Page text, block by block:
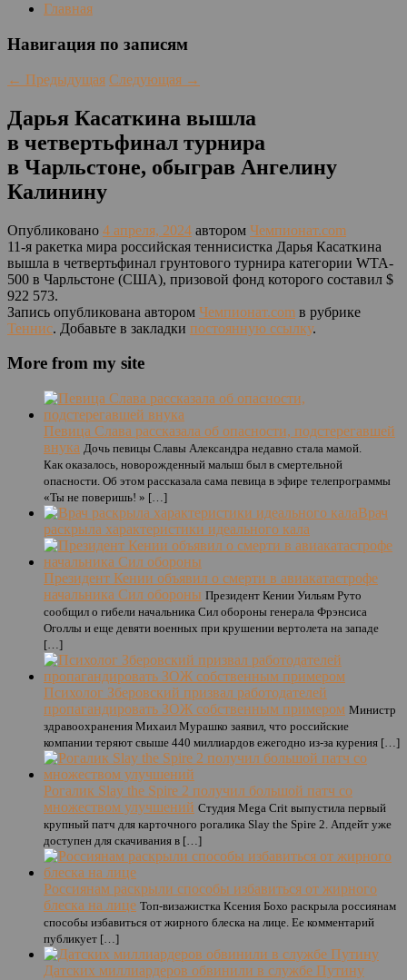
Главная
Навигация по записям
← Предыдущая Следующая →
Дарья Касаткина вышла
в четвертьфинал турнира
в Чарльстоне, обыграв Ангелину
Калинину
Опубликовано 4 апреля, 2024 автором Чемпионат.com
11-я ракетка мира российская теннисистка Дарья Касаткина
вышла в четвертьфинал грунтового турнира категории WTA-
500 в Чарльстоне (США), призовой фонд которого составил $
922 573.
Запись опубликована автором Чемпионат.com в рубрике
Теннис. Добавьте в закладки постоянную ссылку.
More from my site
Певица Слава рассказала об опасности, подстерегавшей
внука Дочь певицы Славы Александра недавно стала мамой.
Как оказалось, новорожденный малыш был в смертельной
опасности. Об этом рассказала сама певица в эфире телепрограммы
«Ты не поверишь! » […]
Врач
раскрыла характеристики идеального кала
Президент Кении объявил о смерти в авиакатастрофе
начальника Сил обороны Президент Кении Уильям Руто
сообщил о гибели начальника Сил обороны генерала Фрэнсиса
Оголлы и еще девяти военных при крушении вертолета на западе
[…]
Психолог Зберовский призвал работодателей
пропагандировать ЗОЖ собственным примером Министр
здравоохранения Михаил Мурашко заявил, что российские
компании теряют свыше 440 миллиардов ежегодно из-за курения […]
Рогалик Slay the Spire 2 получил большой патч со
множеством улучшений Студия Mega Crit выпустила первый
крупный патч для карточного рогалика Slay the Spire 2. Апдейт уже
доступен для скачивания в […]
Россиянам раскрыли способы избавиться от жирного
блеска на лице Топ-визажистка Ксения Бохо раскрыла россиянам
способы избавиться от жирного блеска на лице. Ее комментарий
публикует […]
Датских миллиардеров обвинили в службе Путину